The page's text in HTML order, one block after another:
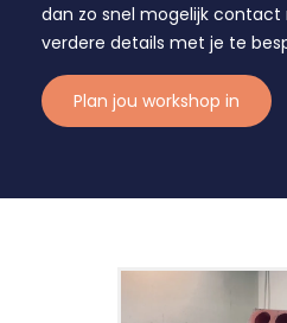
dan zo snel mogelijk
verdere details met je te
Plan jou workshop in